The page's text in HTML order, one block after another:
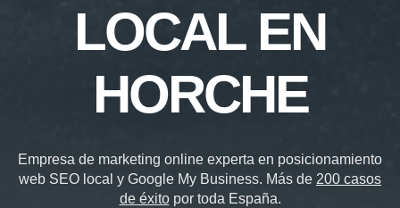
LOCAL EN
HORCHE
Empresa de marketing online experta en posicionamiento
web SEO local y Google My Business. Más de 200 casos
de éxitopor toda España.